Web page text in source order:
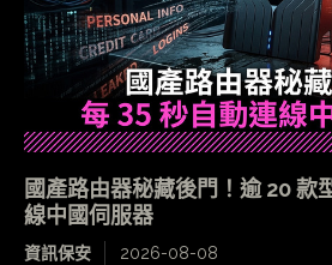
國產路由器秘藏後門！逾 20 款
線中國伺服器
資訊保安 2026-08-08